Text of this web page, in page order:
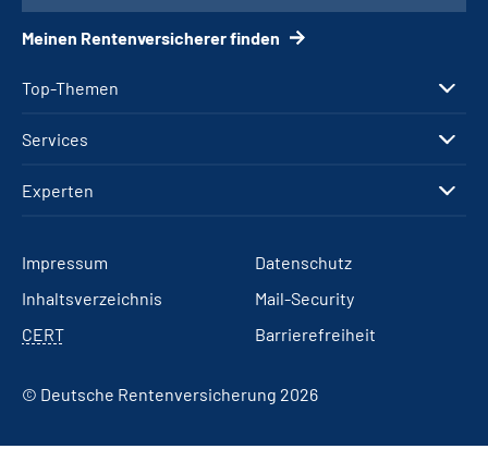
Top-Themen
Services
Experten
Meinen Rentenversicherer finden
Impressum
Datenschutz
Inhaltsverzeichnis
Mail-Security
CERT
Barrierefreiheit
© Deutsche Rentenversicherung 2026